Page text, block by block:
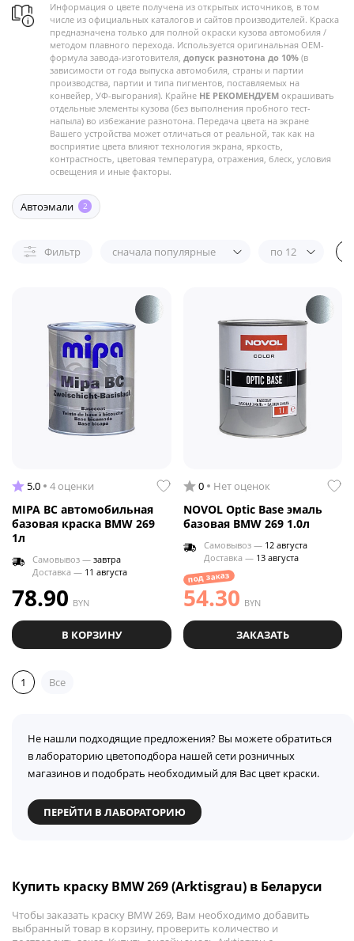
Информация о цвете получена из открытых источников, в том
числе из официальных каталогов и сайтов производителей. Краска
предназначена только для полной окраски кузова автомобиля /
методом плавного перехода. Используется оригинальная OEM-
формула завода-изготовителя, допуск разнотона до 10% (в
зависимости от года выпуска автомобиля, страны и партии
производства, партии и типа пигментов, поставляемых на
конвейер, УФ-выгорания). Крайне НЕ РЕКОМЕНДУЕМ окрашивать
отдельные элементы кузова (без выполнения пробного тест-
напыла) во избежание разнотона. Передача цвета на экране
Вашего устройства может отличаться от реальной, так как на
восприятие цвета влияют технология экрана, яркость,
контрастность, цветовая температура, отражения, блеск, условия
освещения и иные факторы.
Автоэмали 2
Фильтр сначала популярные по 12
5.0 4 оценки
MIPA BC автомобильная
базовая краска BMW 269
1л
Самовывоз — завтра
Доставка — 11 августа
78.90 BYN
В КОРЗИНУ
0 Нет оценок
NOVOL Optic Base эмаль
базовая BMW 269 1.0л
Самовывоз — 12 августа
Доставка — 13 августа
под заказ
54.30 BYN
ЗАКАЗАТЬ
1 Все
Не нашли подходящие предложения? Вы можете обратиться
в лабораторию цветоподбора нашей сети розничных
магазинов и подобрать необходимый для Вас цвет краски.
ПЕРЕЙТИ В ЛАБОРАТОРИЮ
Купить краску BMW 269 (Arktisgrau) в Беларуси
Чтобы заказать краску BMW 269, Вам необходимо добавить
выбранный товар в корзину, проверить количество и